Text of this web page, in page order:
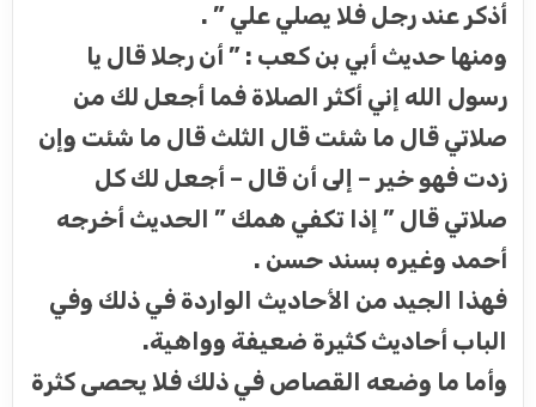
أذكر عند رجل فلا يصلي علي ” .
ومنها حديث أبي بن كعب : ” أن رجلا قال يا
رسول الله إني أكثر الصلاة فما أجعل لك من
صلاتي قال ما شئت قال الثلث قال ما شئت وإن
زدت فهو خير – إلى أن قال – أجعل لك كل
صلاتي قال ” إذا تكفي همك ” الحديث أخرجه
أحمد وغيره بسند حسن .
فهذا الجيد من الأحاديث الواردة في ذلك وفي
الباب أحاديث كثيرة ضعيفة وواهية.
وأما ما وضعه القصاص في ذلك فلا يحصى كثرة